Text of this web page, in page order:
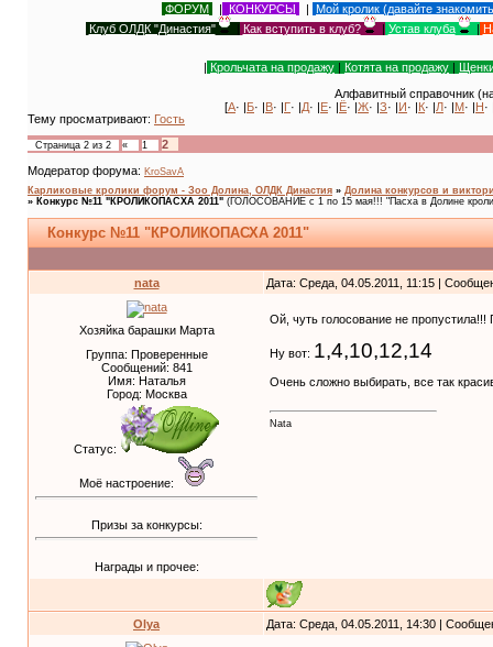
ФОРУМ | КОНКУРСЫ | Мой кролик (давайте
Клуб ОЛДК "Династия"
| Как вступить в клуб? | Устав клуба |
| Крольчата на продажу | Котята на продажу |
Алфавитный справочник
[А· |Б· |В· |Г· |Д· |Е· |Ё· |Ж· |З· |И· |К· |Л· |М· |Н·
Тему просматривают: Гость
Страница 2 из 2 « 1
2
Модератор форума: KroSavA
Карликовые кролики форум - Зоо Долина, ОЛДК Династия » Долина конкурсов и
» Конкурс №11 "КРОЛИКОПАСХА 2011" (ГОЛОСОВАНИЕ с 1 по 15 мая!!! "Пасха в Долине
Конкурс №11 "КРОЛИКОПАСХА 2011"
nata Дата: Среда, 04.05.2011, 11:15 |
Хозяйка барашки Марта
Группа: Проверенные
Сообщений: 841
Имя: Наталья
Город: Москва
Статус:
Моё настроение:
Призы за конкурсы:
Награды и прочее:
Ой, чуть голосование не
Ну вот: 1,4,10,12,14
Очень сложно выбирать, все так
Nata
Olya Дата: Среда, 04.05.2011, 14:30 |